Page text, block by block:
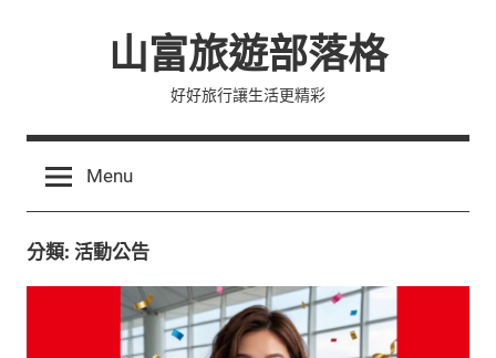
山富旅遊部落格
好好旅行讓生活更精彩
Menu
分類: 活動公告